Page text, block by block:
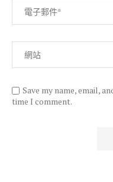
Save my name, email,
time I comment.